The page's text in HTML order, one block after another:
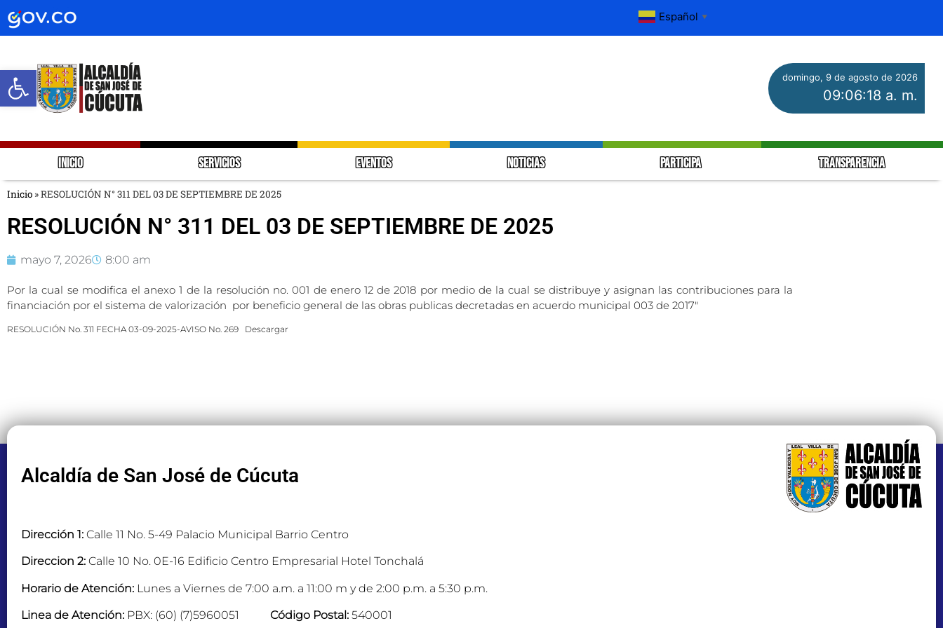
Abrir barra de herramientas
Español ▼
domingo, 9 de agosto de 2026
09:06:19 a. m.
INICIO SERVICIOS EVENTOS NOTICIAS PARTICIPA TRANSPARENCIA
Inicio »RESOLUCIÓN N° 311 DEL 03 DE SEPTIEMBRE DE 2025
RESOLUCIÓN N° 311 DEL 03 DE SEPTIEMBRE DE 2025
mayo 7, 2026 8:00 am
Por la cual se modifica el anexo 1 de la resolución no. 001 de enero 12 de 2018 por medio de la cual se distribuye y asignan las contribuciones para la
financiación por el sistema de valorización por beneficio general de las obras publicas decretadas en acuerdo municipal 003 de 2017″
RESOLUCIÓN No. 311 FECHA 03-09-2025-AVISO No. 269 Descargar
Alcaldía de San José de Cúcuta
Dirección 1: Calle 11 No. 5-49 Palacio Municipal Barrio Centro
Direccion 2: Calle 10 No. 0E-16 Edificio Centro Empresarial Hotel Tonchalá
Horario de Atención: Lunes a Viernes de 7:00 a.m. a 11:00 m y de 2:00 p.m. a 5:30 p.m.
Linea de Atención: PBX: (60) (7)5960051 Código Postal: 540001